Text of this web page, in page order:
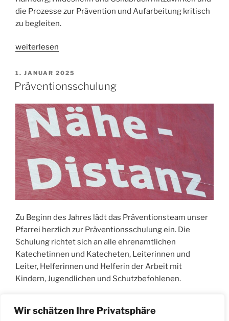
Wir schätzen Ihre Privatsphäre
die Prozesse zur Prävention und Aufarbeitung kritisch
zu begleiten.
„Jetzt
Betroffenenrat
Nord
neue
Mitglieder!“
weiterlesen
VERÖFFENTLICHT
AM
1. JANUAR 2025
Präventionsschulung
Zu Beginn des Jahres lädt das Präventionsteam unser
Pfarrei herzlich zur Präventionsschulung ein. Die
Schulung richtet sich an alle ehrenamtlichen
Katechetinnen und Katecheten, Leiterinnen und
Leiter, Helferinnen und Helferin der Arbeit mit
Kindern, Jugendlichen und Schutzbefohlenen.